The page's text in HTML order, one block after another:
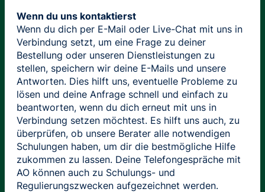
Wenn du uns kontaktierst
Wenn du dich per E-Mail oder Live-Chat mit uns in
Verbindung setzt, um eine Frage zu deiner
Bestellung oder unseren Dienstleistungen zu
stellen, speichern wir deine E-Mails und unsere
Antworten. Dies hilft uns, eventuelle Probleme zu
lösen und deine Anfrage schnell und einfach zu
beantworten, wenn du dich erneut mit uns in
Verbindung setzen möchtest. Es hilft uns auch, zu
überprüfen, ob unsere Berater alle notwendigen
Schulungen haben, um dir die bestmögliche Hilfe
zukommen zu lassen. Deine Telefongespräche mit
AO können auch zu Schulungs- und
Regulierungszwecken aufgezeichnet werden.